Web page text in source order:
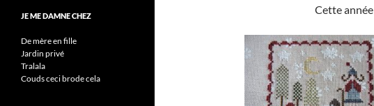
Cette année
JE ME DAMNE CHEZ
De mère en fille
Jardin privé
Tralala
Couds ceci brode cela